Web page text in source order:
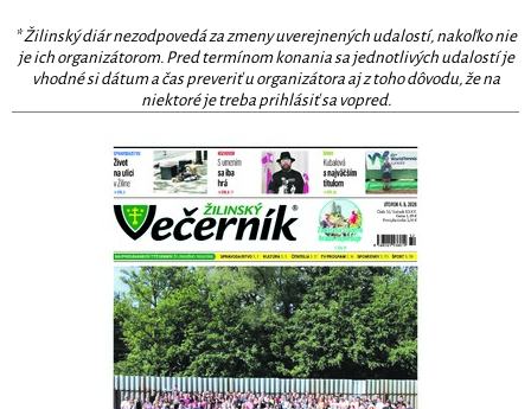
* Žilinský diár nezodpovedá za zmeny uverejnených udalostí, nakoľko nie
je ich organizátorom. Pred termínom konania sa jednotlivých udalostí je
vhodné si dátum a čas preveriť u organizátora aj z toho dôvodu, že na
niektoré je treba prihlásiť sa vopred.